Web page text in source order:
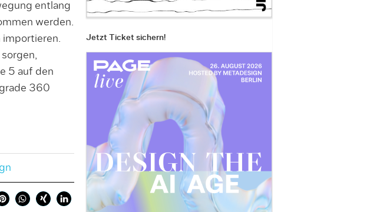
entlang
werden.
importieren.
5 auf den
360
Jetzt Ticket sichern!